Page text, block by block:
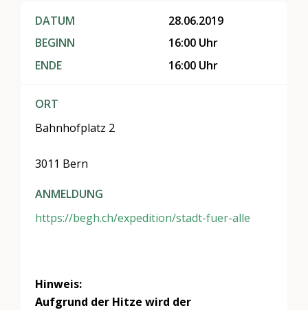
DATUM
BEGINN
ENDE
28.06.2019
16:00 Uhr
16:00 Uhr
ORT
Bahnhofplatz 2
3011 Bern
ANMELDUNG
https://begh.ch/expedition/stadt-fuer-alle
Hinweis:
Aufgrund der Hitze wird der